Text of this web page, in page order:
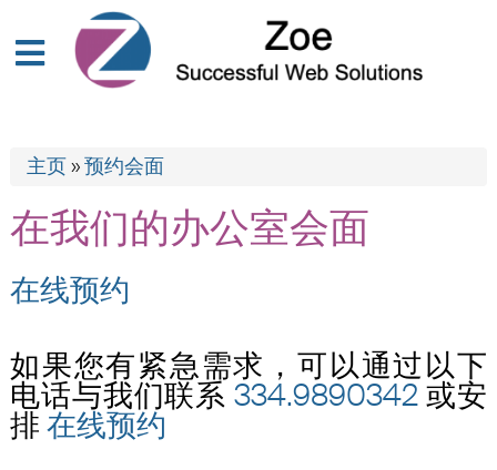
主页»预约会面
在我们的办公室会面
在线预约
如果您有紧急需求，可以通过以下
电话与我们联系334.9890342 或安
排 在线预约